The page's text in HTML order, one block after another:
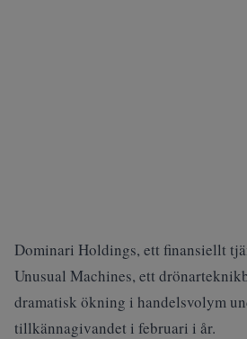
Dominari Holdings, ett finansiellt
Unusual Machines, ett
dramatisk ökning i handelsvolym
tillkännagivandet i februari i år.